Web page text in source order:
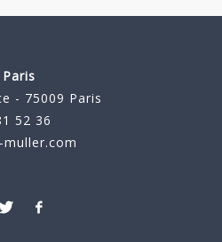
- 75009 Paris
52 36